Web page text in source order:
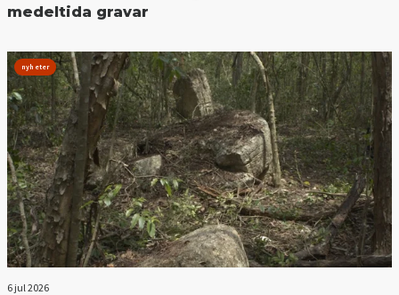
medeltida gravar
nyheter
6 jul 2026